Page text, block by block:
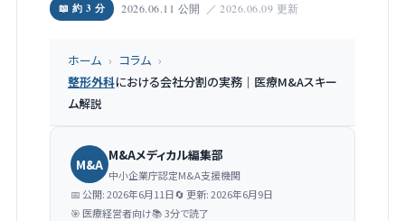
📖 約 3 分 2026.06.11 公開 ／ 2026.06.09 更新
ホーム › コラム ›
整形外科における会社分割の実務｜医療M&Aスキー
ム解説
M&A
M&Aメディカル編集部
中小企業庁認定M&A支援機関
📅 公開: 2026年6月11日🔄 更新: 2026年6月9日
🎯 医療経営者向け📚 3分で読了